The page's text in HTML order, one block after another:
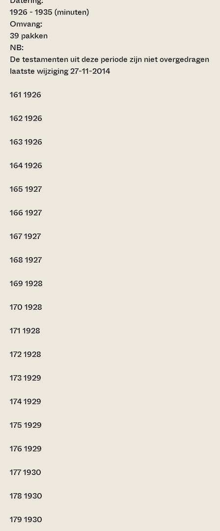
1926 - 1935 (minuten)
Omvang:
39 pakken
NB:
De testamenten uit deze periode zijn niet overgedragen
laatste wijziging 27-11-2014
161 1926
1621926
1631926
1641926
165 1927
166 1927
1671927
168 1927
169 1928
170 1928
171 1928
1721928
1731929
1741929
175 1929
176 1929
1771930
178 1930
179 1930